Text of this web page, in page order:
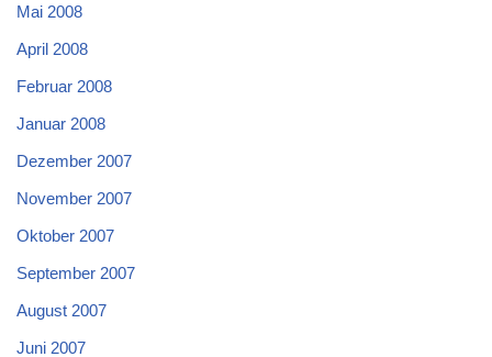
Mai 2008
April 2008
Februar 2008
Januar 2008
Dezember 2007
November 2007
Oktober 2007
September 2007
August 2007
Juni 2007